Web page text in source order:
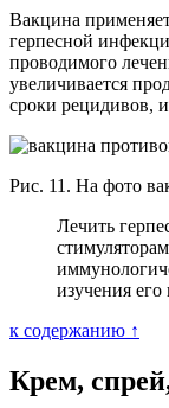
Вакцина
герпесной
проводимого
увеличивается
сроки рецидивов,
Рис. 11. На фото
Лечить
изучения
к содержанию ↑
Крем,